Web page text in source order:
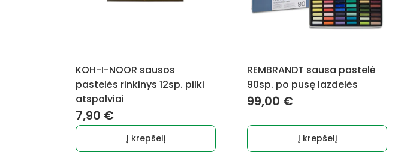
KOH-I-NOOR sausos
pastelės rinkinys 12sp. pilki
atspalviai
7,90 €
Į krepšelį
REMBRANDT sausa pastelė
90sp. po pusę lazdelės
99,00 €
Į krepšelį